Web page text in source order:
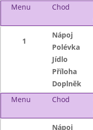
Menu Chod
1
Nápoj
Polévka
Jídlo
Příloha
Doplněk
Menu
Chod
Nápoj